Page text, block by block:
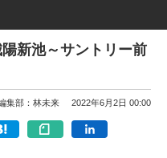
新池～サントリー前
集部：林未来 2022年6月2日 00:00